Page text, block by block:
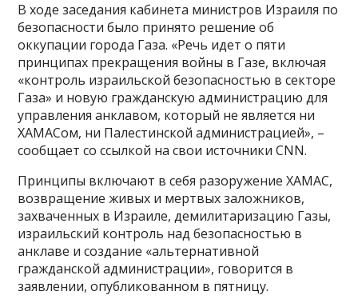
В ходе заседания кабинета министров Израиля по
безопасности было принято решение об
оккупации города Газа. «Речь идет о пяти
принципах прекращения войны в Газе, включая
«контроль израильской безопасностью в секторе
Газа» и новую гражданскую администрацию для
управления анклавом, который не является ни
ХАМАСом, ни Палестинской администрацией», –
сообщает со ссылкой на свои источники CNN.
Принципы включают в себя разоружение ХАМАС,
возвращение живых и мертвых заложников,
захваченных в Израиле, демилитаризацию Газы,
израильский контроль над безопасностью в
анклаве и создание «альтернативной
гражданской администрации», говорится в
заявлении, опубликованном в пятницу.